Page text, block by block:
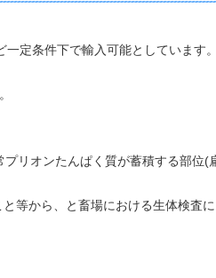
定条件下で輸入可能としています。
オンたんぱく質が蓄積する部位(
から、と畜場における生体検査